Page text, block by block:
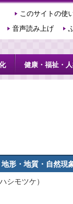
このサイトの使
音声読み上げ
健康・福祉・
地形・地質・自然現
シモツケ）